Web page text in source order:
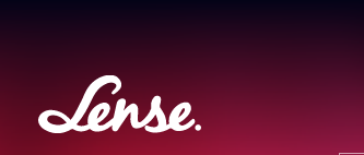
Lense